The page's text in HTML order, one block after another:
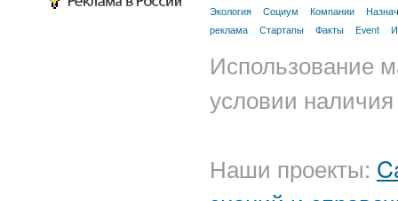
Экология
Социум Компании
реклама
Стартапы Факты Event
Использование
условии
Наши проекты: